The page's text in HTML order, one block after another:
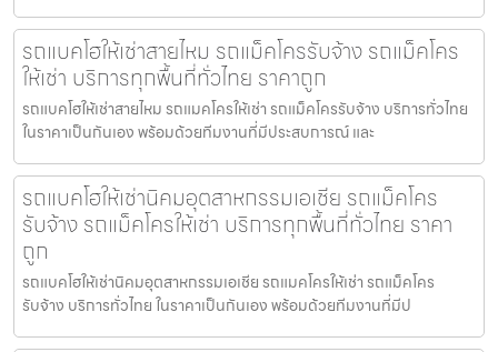
รถแบคโฮให้เช่าสายไหม รถแม็คโครรับจ้าง รถแม็คโคร
ให้เช่า บริการทุกพื้นที่ทั่วไทย ราคาถูก
รถแบคโฮให้เช่าสายไหม รถแมคโครให้เช่า รถแม็คโครรับจ้าง บริการทั่วไทย
ในราคาเป็นกันเอง พร้อมด้วยทีมงานที่มีประสบการณ์ และ
รถแบคโฮให้เช่านิคมอุตสาหกรรมเอเชีย รถแม็คโคร
รับจ้าง รถแม็คโครให้เช่า บริการทุกพื้นที่ทั่วไทย ราคา
ถูก
รถแบคโฮให้เช่านิคมอุตสาหกรรมเอเชีย รถแมคโครให้เช่า รถแม็คโคร
รับจ้าง บริการทั่วไทย ในราคาเป็นกันเอง พร้อมด้วยทีมงานที่มีป